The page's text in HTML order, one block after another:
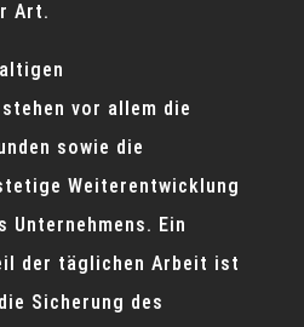
Art.
vor allem die
sowie die
Weiterentwicklung
Unternehmens. Ein
der täglichen Arbeit ist
Sicherung des